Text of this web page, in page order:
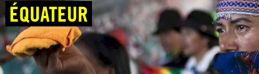
ÉQUATEUR